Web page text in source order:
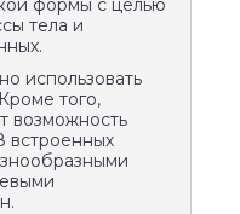
формы с целью
тела и
использовать
того,
возможность
встроенных